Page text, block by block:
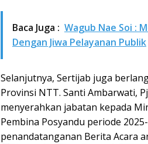
Baca Juga : Wagub Nae Soi :
Dengan Jiwa Pelayanan Publik
Selanjutnya, Sertijab juga
Provinsi NTT. Santi Ambarwati,
menyerahkan jabatan kepada
Pembina Posyandu periode
penandatanganan Berita Acara